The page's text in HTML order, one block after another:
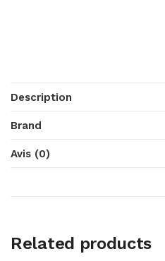
Description
Brand
Avis (0)
Related products